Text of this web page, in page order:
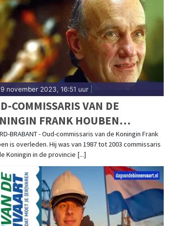
9 november 2023, 16:51 uur|
COMMISSARIS VAN DE
FRANK HOUBEN
BRABANT - Oud-commissaris van de Koningin Frank
is overleden. Hij was van 1987 tot 2003 commissaris
Koningin in de provincie [...]